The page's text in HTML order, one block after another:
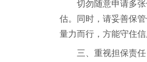
切勿随意申请多
估。同时，请妥善保
量力而行，方能守住信
三、重视担保责